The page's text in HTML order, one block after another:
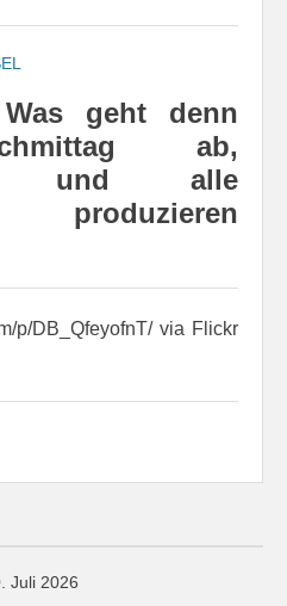
geht denn
ab,
und alle
produzieren
p/DB_QfeyofnT/ via Flickr
Juli 2026